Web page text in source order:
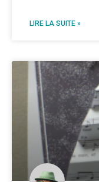
LIRE LA SUITE »